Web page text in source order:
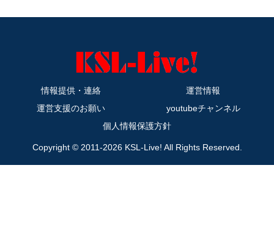
情報提供・連絡
運営情報
運営支援のお願い
youtubeチャンネル
個人情報保護方針
Copyright © 2011-2026 KSL-Live! All Rights Reserved.